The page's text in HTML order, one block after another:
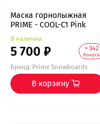
Маска горнолыжная
PRIME - COOL-C1 Pink
В наличии
5 700 ₽ + 342
бонуса
Бренд:Prime Snowboards
В корзину